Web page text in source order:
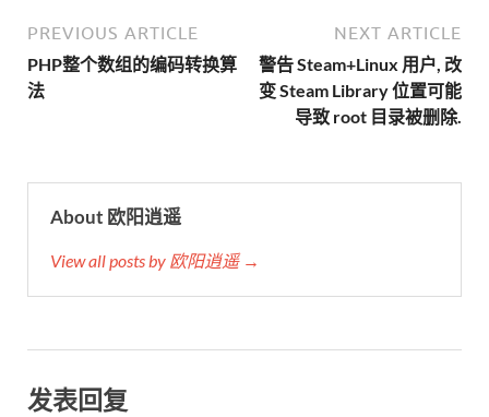
PREVIOUS ARTICLE
PHP整个数组的编码转换算
法
NEXT ARTICLE
警告 Steam+Linux 用户, 改
变 Steam Library 位置可能
导致 root 目录被删除.
About 欧阳逍遥
View all posts by 欧阳逍遥 →
发表回复